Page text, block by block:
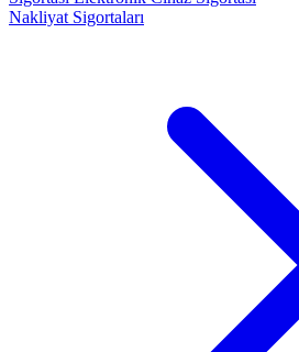
Nakliyat Sigortaları